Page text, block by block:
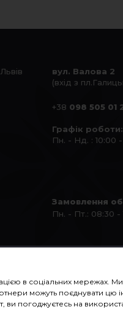
в соціальних мережах.
можуть поєднувати
погоджуєтесь на
вул. Валова 2
(вхід з
+38 098 505 01
Графік роботи:
Пн. - Нд. : 10:00
Замовлення
Пн. - Пт.: 08:30 -